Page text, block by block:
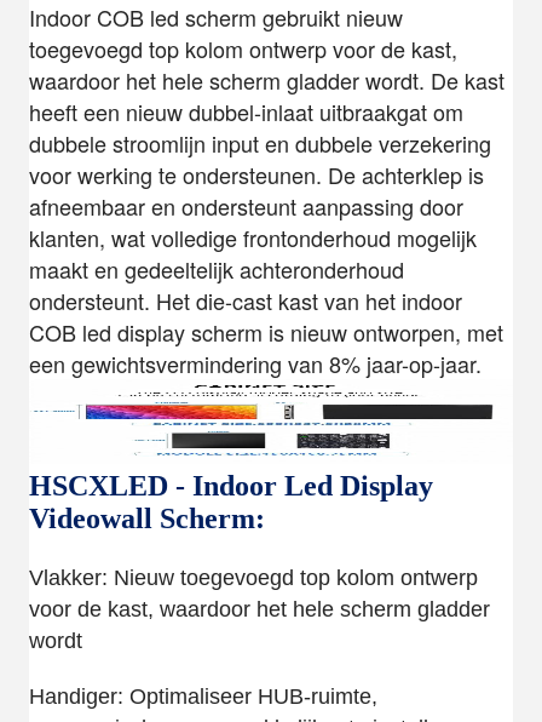
Indoor COB led scherm gebruikt nieuw
toegevoegd top kolom ontwerp voor de kast,
waardoor het hele scherm gladder wordt. De kast
heeft een nieuw dubbel-inlaat uitbraakgat om
dubbele stroomlijn input en dubbele verzekering
voor werking te ondersteunen. De achterklep is
afneembaar en ondersteunt aanpassing door
klanten, wat volledige frontonderhoud mogelijk
maakt en gedeeltelijk achteronderhoud
ondersteunt. Het die-cast kast van het indoor
COB led display scherm is nieuw ontworpen, met
een gewichtsvermindering van 8% jaar-op-jaar.
HSCXLED - Indoor Led Display
Videowall Scherm:
Vlakker: Nieuw toegevoegd top kolom ontwerp
voor de kast, waardoor het hele scherm gladder
wordt
Handiger: Optimaliseer HUB-ruimte,